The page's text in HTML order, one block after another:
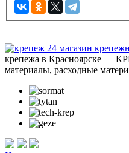
крепежа в Красноярске —
материалы, расходные